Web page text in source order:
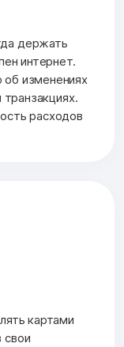
держать
интернет.
изменениях
транзакциях.
расходов
картами
свои